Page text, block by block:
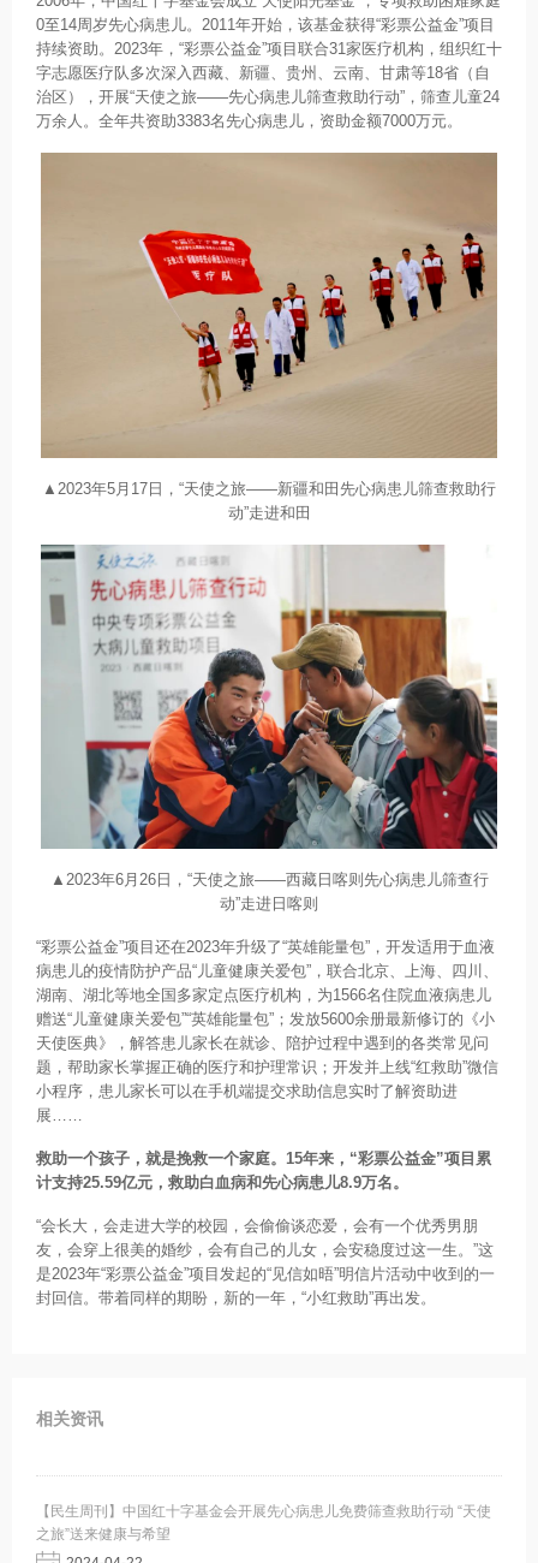
0至14周岁先心病患儿。2011年开始，该基金获得“彩票公益金”项目
持续资助。2023年，“彩票公益金”项目联合31家医疗机构，组织红十
字志愿医疗队多次深入西藏、新疆、贵州、云南、甘肃等18省（自
治区），开展“天使之旅——先心病患儿筛查救助行动”，筛查儿童24
万余人。全年共资助3383名先心病患儿，资助金额7000万元。
▲2023年5月17日，“天使之旅——新疆和田先心病患儿筛查救助行
动”走进和田
▲2023年6月26日，“天使之旅——西藏日喀则先心病患儿筛查行
动”走进日喀则
“彩票公益金”项目还在2023年升级了“英雄能量包”，开发适用于血液
病患儿的疫情防护产品“儿童健康关爱包”，联合北京、上海、四川、
湖南、湖北等地全国多家定点医疗机构，为1566名住院血液病患儿
赠送“儿童健康关爱包”“英雄能量包”；发放5600余册最新修订的《小
天使医典》，解答患儿家长在就诊、陪护过程中遇到的各类常见问
题，帮助家长掌握正确的医疗和护理常识；开发并上线“红救助”微信
小程序，患儿家长可以在手机端提交求助信息实时了解资助进
展……
救助一个孩子，就是挽救一个家庭。15年来，“彩票公益金”项目累
计支持25.59亿元，救助白血病和先心病患儿8.9万名。
“会长大，会走进大学的校园，会偷偷谈恋爱，会有一个优秀男朋
友，会穿上很美的婚纱，会有自己的儿女，会安稳度过这一生。”这
是2023年“彩票公益金”项目发起的“见信如晤”明信片活动中收到的一
封回信。带着同样的期盼，新的一年，“小红救助”再出发。
相关资讯
【民生周刊】中国红十字基金会开展先心病患儿免费筛查救助行动 “天使
之旅”送来健康与希望